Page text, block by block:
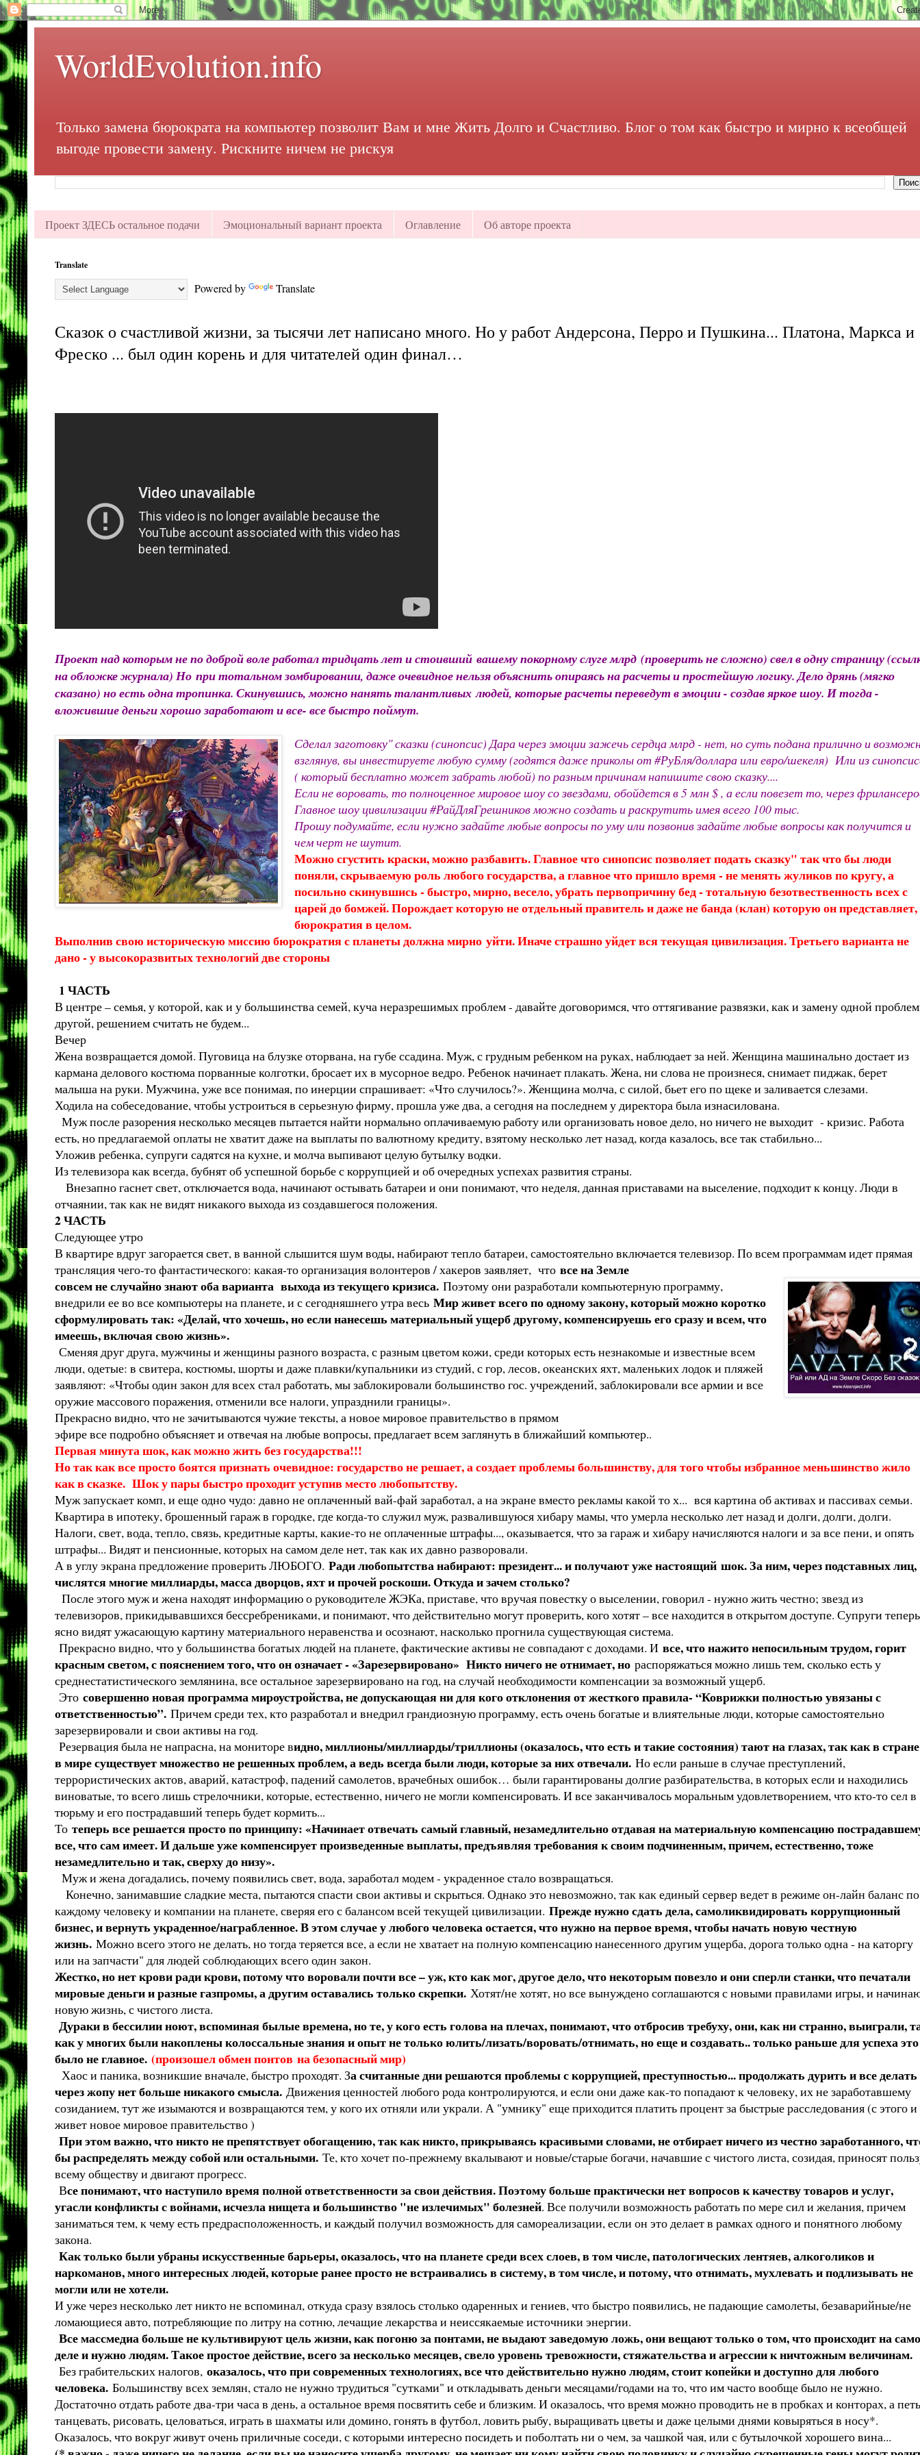
WorldEvolution.info
Только замена бюрократа на компьютер позволит Вам и мне Жить Долго и Счастливо. Блог о том как быстро и мирно к всеобщей
выгоде провести замену. Рискните ничем не рискуя
Проект ЗДЕСЬ остальное подачи Эмоциональный вариант проекта Оглавление Об авторе проекта
Translate
Powered by Translate
Сказок о счастливой жизни, за тысячи лет написано много. Но у работ Андерсона, Перро и Пушкина... Платона, Маркса и
Фреско ... был один корень и для читателей один финал…
Проект над которым не по доброй воле работал тридцать лет и стоивший вашему покорному слуге млрд (проверить не сложно) свел в одну страницу
на обложке журнала) Но при тотальном зомбировании, даже очевидное нельзя объяснить опираясь на расчеты и простейшую логику. Дело дрянь (мягко
сказано) но есть одна тропинка. Скинувшись, можно нанять талантливых людей, которые расчеты переведут в эмоции - создав яркое шоу. И тогда -
вложившие деньги хорошо заработают и все- все быстро поймут.
Сделал заготовку" сказки (синопсис) Дара через эмоции зажечь сердца млрд - нет, но суть подана прилично и
взглянув, вы инвестируете любую сумму (годятся даже приколы от #РуБля/доллара или евро/шекеля) Или из
( который бесплатно может забрать любой) по разным причинам напишите свою сказку....
Если не воровать, то полноценное мировое шоу со звездами, обойдется в 5 млн $ , а если повезет то, через
Главное шоу цивилизации #РайДляГрешников можно создать и раскрутить имея всего 100 тыс.
Прошу подумайте, если нужно задайте любые вопросы по уму или позвонив задайте любые вопросы как получится и
чем черт не шутит.
Можно сгустить краски, можно разбавить. Главное что синопсис позволяет подать сказку" так что бы люди
поняли, скрываемую роль любого государства, а главное что пришло время - не менять жуликов по кругу, а
посильно скинувшись - быстро, мирно, весело, убрать первопричину бед - тотальную безотвественность всех с
царей до бомжей. Порождает которую не отдельный правитель и даже не банда (клан) которую он представляет,
бюрократия в целом.
Выполнив свою историческую миссию бюрократия с планеты должна мирно уйти. Иначе страшно уйдет вся текущая цивилизация. Третьего варианта не
дано - у высокоразвитых технологий две стороны
1 ЧАСТЬ
В центре – семья, у которой, как и у большинства семей, куча неразрешимых проблем - давайте договоримся, что оттягивание развязки, как и замену одной
другой, решением считать не будем...
Вечер
Жена возвращается домой. Пуговица на блузке оторвана, на губе ссадина. Муж, с грудным ребенком на руках, наблюдает за ней. Женщина машинально достает из
кармана делового костюма порванные колготки, бросает их в мусорное ведро. Ребенок начинает плакать. Жена, ни слова не произнеся, снимает пиджак, берет
малыша на руки. Мужчина, уже все понимая, по инерции спрашивает: «Что случилось?». Женщина молча, с силой, бьет его по щеке и заливается слезами.
Ходила на собеседование, чтобы устроиться в серьезную фирму, прошла уже два, а сегодня на последнем у директора была изнасилована.
Муж после разорения несколько месяцев пытается найти нормально оплачиваемую работу или организовать новое дело, но ничего не выходит - кризис. Работа
есть, но предлагаемой оплаты не хватит даже на выплаты по валютному кредиту, взятому несколько лет назад, когда казалось, все так стабильно...
Уложив ребенка, супруги садятся на кухне, и молча выпивают целую бутылку водки.
Из телевизора как всегда, бубнят об успешной борьбе с коррупцией и об очередных успехах развития страны.
Внезапно гаснет свет, отключается вода, начинают остывать батареи и они понимают, что неделя, данная приставами на выселение, подходит к концу. Люди в
отчаянии, так как не видят никакого выхода из создавшегося положения.
2 ЧАСТЬ
Следующее утро
В квартире вдруг загорается свет, в ванной слышится шум воды, набирают тепло батареи, самостоятельно включается телевизор. По всем программам идет прямая
трансляция чего-то фантастического: какая-то организация волонтеров / хакеров заявляет, что все на Земле
совсем не случайно знают оба варианта выхода из текущего кризиса. Поэтому они разработали компьютерную программу,
внедрили ее во все компьютеры на планете, и с сегодняшнего утра весь Мир живет всего по одному закону, который можно коротко
сформулировать так: «Делай, что хочешь, но если нанесешь материальный ущерб другому, компенсируешь его сразу и всем, что
имеешь, включая свою жизнь».
Сменяя друг друга, мужчины и женщины разного возраста, с разным цветом кожи, среди которых есть незнакомые и известные всем
люди, одетые: в свитера, костюмы, шорты и даже плавки/купальники из студий, с гор, лесов, океанских яхт, маленьких лодок и пляжей
заявляют: «Чтобы один закон для всех стал работать, мы заблокировали большинство гос. учреждений, заблокировали все армии и все
оружие массового поражения, отменили все налоги, упразднили границы».
Прекрасно видно, что не зачитываются чужие тексты, а новое мировое правительство в прямом
эфире все подробно объясняет и отвечая на любые вопросы, предлагает всем заглянуть в ближайший компьютер..
Первая минута шок, как можно жить без государства!!!
Но так как все просто боятся признать очевидное: государство не решает, а создает проблемы большинству, для того чтобы избранное меньшинство жило
как в сказке. Шок у пары быстро проходит уступив место любопытству.
Муж запускает комп, и еще одно чудо: давно не оплаченный вай-фай заработал, а на экране вместо рекламы какой то х... вся картина об активах и пассивах семьи.
Квартира в ипотеку, брошенный гараж в городке, где когда-то служил муж, развалившуюся хибару мамы, что умерла несколько лет назад и долги, долги, долги.
Налоги, свет, вода, тепло, связь, кредитные карты, какие-то не оплаченные штрафы..., оказывается, что за гараж и хибару начисляются налоги и за все пени, и опять
штрафы... Видят и пенсионные, которых на самом деле нет, так как их давно разворовали.
А в углу экрана предложение проверить ЛЮБОГО. Ради любопытства набирают: президент... и получают уже настоящий шок. За ним, через подставных лиц,
числятся многие миллиарды, масса дворцов, яхт и прочей роскоши. Откуда и зачем столько?
После этого муж и жена находят информацию о руководителе ЖЭКа, приставе, что вручая повестку о выселении, говорил - нужно жить честно; звезд из
телевизоров, прикидывавшихся бессребрениками, и понимают, что действительно могут проверить, кого хотят – все находится в открытом доступе. Супруги теперь
ясно видят ужасающую картину материального неравенства и осознают, насколько прогнила существующая система.
Прекрасно видно, что у большинства богатых людей на планете, фактические активы не совпадают с доходами. И все, что нажито непосильным трудом, горит
красным светом, с пояснением того, что он означает - «Зарезервировано» Никто ничего не отнимает, но распоряжаться можно лишь тем, сколько есть у
среднестатистического землянина, все остальное зарезервировано на год, на случай необходимости компенсации за возможный ущерб.
Это совершенно новая программа мироустройства, не допускающая ни для кого отклонения от жесткого правила- “Коврижки полностью увязаны с
ответственностью”. Причем среди тех, кто разработал и внедрил грандиозную программу, есть очень богатые и влиятельные люди, которые самостоятельно
зарезервировали и свои активы на год.
Резервация была не напрасна, на мониторе видно, миллионы/миллиарды/триллионы (оказалось, что есть и такие состояния) тают на глазах, так как в
в мире существует множество не решенных проблем, а ведь всегда были люди, которые за них отвечали. Но если раньше в случае преступлений,
террористических актов, аварий, катастроф, падений самолетов, врачебных ошибок… были гарантированы долгие разбирательства, в которых если и находились
виноватые, то всего лишь стрелочники, которые, естественно, ничего не могли компенсировать. И все заканчивалось моральным удовлетворением, что кто-то сел в
тюрьму и его пострадавший теперь будет кормить...
То теперь все решается просто по принципу: «Начинает отвечать самый главный, незамедлительно отдавая на материальную компенсацию
все, что сам имеет. И дальше уже компенсирует произведенные выплаты, предъявляя требования к своим подчиненным, причем, естественно, тоже
незамедлительно и так, сверху до низу».
Муж и жена догадались, почему появились свет, вода, заработал модем - украденное стало возвращаться.
Конечно, занимавшие сладкие места, пытаются спасти свои активы и скрыться. Однако это невозможно, так как единый сервер ведет в режиме он-лайн баланс по
каждому человеку и компании на планете, сверяя его с балансом всей текущей цивилизации. Прежде нужно сдать дела, самоликвидировать коррупционный
бизнес, и вернуть украденное/награбленное. В этом случае у любого человека остается, что нужно на первое время, чтобы начать новую честную
жизнь. Можно всего этого не делать, но тогда теряется все, а если не хватает на полную компенсацию нанесенного другим ущерба, дорога только одна - на каторгу
или на запчасти" для людей соблюдающих всего один закон.
Жестко, но нет крови ради крови, потому что воровали почти все – уж, кто как мог, другое дело, что некоторым повезло и они сперли станки, что печатали
мировые деньги и разные газпромы, а другим оставались только скрепки. Хотят/не хотят, но все вынуждено соглашаются с новыми правилами игры, и
новую жизнь, с чистого листа.
Дураки в бессилии ноют, вспоминая былые времена, но те, у кого есть голова на плечах, понимают, что отбросив требуху, они, как ни странно, выиграли,
как у многих были накоплены колоссальные знания и опыт не только юлить/лизать/воровать/отнимать, но еще и создавать.. только раньше для успеха это
было не главное. (произошел обмен понтов на безопасный мир)
Хаос и паника, возникшие вначале, быстро проходят. За считанные дни решаются проблемы с коррупцией, преступностью... продолжать дурить и все делать
через жопу нет больше никакого смысла. Движения ценностей любого рода контролируются, и если они даже как-то попадают к человеку, их не заработавшему
созиданием, тут же изымаются и возвращаются тем, у кого их отняли или украли. А "умнику" еще приходится платить процент за быстрые расследования (с этого и
живет новое мировое правительство )
При этом важно, что никто не препятствует обогащению, так как никто, прикрываясь красивыми словами, не отбирает ничего из честно заработанного,
бы распределять между собой или остальными. Те, кто хочет по-прежнему вкалывают и новые/старые богачи, начавшие с чистого листа, созидая, приносят
всему обществу и двигают прогресс.
Все понимают, что наступило время полной ответственности за свои действия. Поэтому больше практически нет вопросов к качеству товаров и услуг,
угасли конфликты с войнами, исчезла нищета и большинство "не излечимых" болезней. Все получили возможность работать по мере сил и желания, причем
заниматься тем, к чему есть предрасположенность, и каждый получил возможность для самореализации, если он это делает в рамках одного и понятного любому
закона.
Как только были убраны искусственные барьеры, оказалось, что на планете среди всех слоев, в том числе, патологических лентяев, алкоголиков и
наркоманов, много интересных людей, которые ранее просто не встраивались в систему, в том числе, и потому, что отнимать, мухлевать и подлизывать не
могли или не хотели.
И уже через несколько лет никто не вспоминал, откуда сразу взялось столько одаренных и гениев, что быстро появились, не падающие самолеты, безаварийные/не
ломающиеся авто, потребляющие по литру на сотню, лечащие лекарства и неиссякаемые источники энергии.
Все массмедиа больше не культивируют цель жизни, как погоню за понтами, не выдают заведомую ложь, они вещают только о том, что происходит на
деле и нужно людям. Такое простое действие, всего за несколько месяцев, свело уровень тревожности, стяжательства и агрессии к ничтожным величинам.
Без грабительских налогов, оказалось, что при современных технологиях, все что действительно нужно людям, стоит копейки и доступно для любого
человека. Большинству всех землян, стало не нужно трудиться "сутками" и откладывать деньги месяцами/годами на то, что им часто вообще было не нужно.
Достаточно отдать работе два-три часа в день, а остальное время посвятить себе и близким. И оказалось, что время можно проводить не в пробках и конторах, а
танцевать, рисовать, целоваться, играть в шахматы или домино, гонять в футбол, ловить рыбу, выращивать цветы и даже целыми днями ковыряться в носу*.
Оказалось, что вокруг живут очень приличные соседи, с которыми интересно посидеть и поболтать ни о чем, за чашкой чая, или с бутылочкой хорошего вина...